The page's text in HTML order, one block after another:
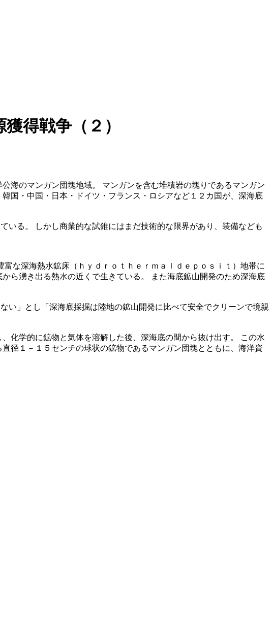
得戦争（２）
海のマンガン団塊地域。 マンガンを含む堆積岩の塊りであるマンガン
国・中国・日本・ドイツ・フランス・ロシアなど１２カ国が、深海底
いる。 しかし商業的な試錐にはまだ技術的な限界があり、装備なども
な深海熱水鉱床（ｈｙｄｒｏｔｈｅｒｍａｌｄｅｐｏｓｉｔ）地帯に
ら湧き出る熱水の近くで生きている。 また海底鉱山開発のため深海底
い」とし「深海底採掘は陸地の鉱山開発に比べて安全でクリーンで境親
化学的に鉱物と気体を溶解した後、深海底の間から抜け出す。 この水
径１－１５センチの球状の鉱物であるマンガン団塊とともに、海洋資